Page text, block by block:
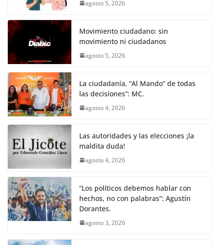
agosto 5, 2026
Movimiento ciudadano: sin
movimiento ni ciudadanos
agosto 5, 2026
La ciudadanía, “Al Mando” de todas
las decisiones”: MC.
agosto 4, 2026
Las autoridades y las elecciones ¡la
maldita duda!
agosto 4, 2026
“Los políticos debemos hablar con
hechos, no con palabras”: Agustín
Dorantes.
agosto 3, 2026